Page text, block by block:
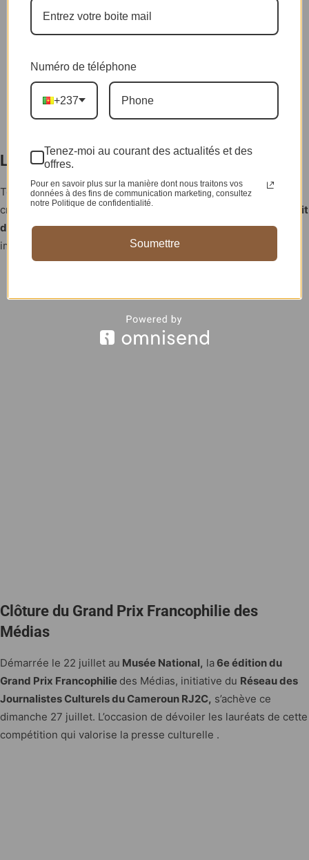
La Nuit des Tiktokeurs
Toujours le 26 juillet, cap surDiament House Bastos
où les
créateurs de contenus camerounais se retrouvent pour
La Nuit
des Tiktokeurs. Entre danses virales, humour et shows
improvisés, la nuit promet d’être ultra-connectée.
Clôture du Grand Prix Francophilie des
Médias
Démarrée le 22 juillet au Musée National, la6e édition du
Grand Prix Francophilie des Médias, initiative du Réseau des
Journalistes Culturels du Cameroun RJ2C, s’achève ce
dimanche 27 juillet. L’occasion de dévoiler les lauréats de cette
compétition qui valorise la presse culturelle .
Numéro de téléphone
+237
Tenez-moi au courant des actualités et des
offres.
Pour en savoir plus sur la manière dont nous traitons vos
données à des fins de communication marketing, consultez
notre Politique de confidentialité.
Soumettre